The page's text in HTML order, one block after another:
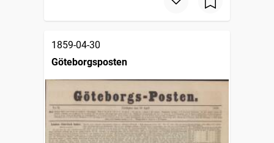
1859-04-30
Göteborgsposten